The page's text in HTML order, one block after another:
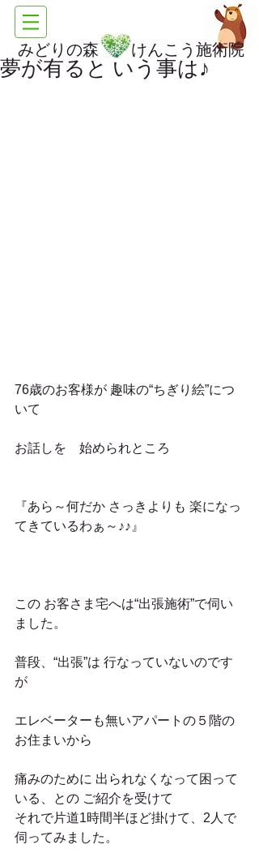
みどりの森 けんこう施術院
夢が有ると いう事は♪
76歳のお客様が 趣味の“ちぎり絵”につ
いて
お話しを　始められところ
『あら～何だか さっきよりも 楽になっ
てきているわぁ～♪♪』
この お客さま宅へは“出張施術”で伺い
ました。
普段、“出張”は 行なっていないのです
が
エレベーターも無いアパートの５階の
お住まいから
痛みのために 出られなくなって困って
いる、との ご紹介を受けて
それで片道1時間半ほど掛けて、2人で
伺ってみました。